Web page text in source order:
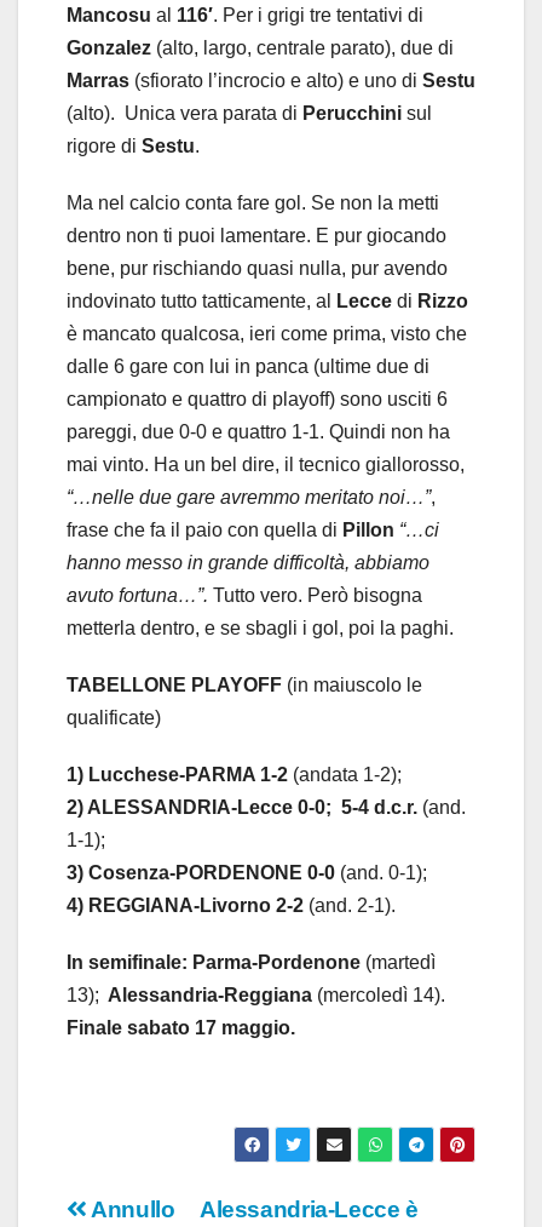
Mancosu al 116′. Per i grigi tre tentativi di
Gonzalez (alto, largo, centrale parato), due di
Marras (sfiorato l’incrocio e alto) e uno di Sestu
(alto). Unica vera parata di Perucchini sul
rigore di Sestu.
Ma nel calcio conta fare gol. Se non la metti
dentro non ti puoi lamentare. E pur giocando
bene, pur rischiando quasi nulla, pur avendo
indovinato tutto tatticamente, al
Lecce di Rizzo
è mancato qualcosa, ieri come prima, visto che
dalle 6 gare con lui in panca (ultime due di
campionato e quattro di playoff) sono usciti 6
pareggi, due 0-0 e quattro 1-1. Quindi non ha
mai vinto. Ha un bel dire, il tecnico giallorosso,
“…nelle due gare avremmo meritato noi…”,
frase che fa il paio con quella di Pillon “…ci
hanno messo in grande difficoltà, abbiamo
avuto fortuna…”. Tutto vero. Però bisogna
metterla dentro, e se sbagli i gol, poi la paghi.
TABELLONE PLAYOFF (in maiuscolo le
qualificate)
1) Lucchese-PARMA 1-2 (andata 1-2);
2) ALESSANDRIA-Lecce 0-0; 5-4 d.c.r. (and.
1-1);
3) Cosenza-PORDENONE 0-0 (and. 0-1);
4) REGGIANA-Livorno 2-2 (and. 2-1).
In semifinale: Parma-Pordenone (martedì
13); Alessandria-Reggiana (mercoledì 14).
Finale sabato 17 maggio.
Alessandria-Lecce è
Annullo